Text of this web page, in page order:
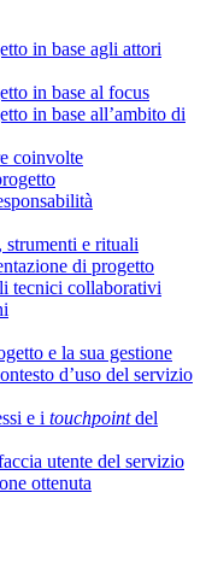
in base agli attori
in base al focus
in base all’ambito di
coinvolte
strumenti e rituali
di progetto
tecnici collaborativi
e la sua gestione
d’uso del servizio
e i touchpointdel
utente del servizio
ottenuta